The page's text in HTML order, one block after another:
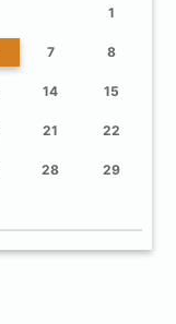
1
7 8
14 15
21 22
28 29